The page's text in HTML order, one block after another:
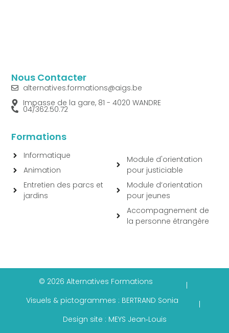
Nous Contacter
alternatives.formations@aigs.be
Impasse de la gare, 81 - 4020 WANDRE
04/362.50.72
Formations
Informatique
Animation
Entretien des parcs et
jardins
Module d'orientation
pour justiciable
Module d’orientation
pour jeunes
Accompagnement de
la personne étrangère
© 2026 Alternatives Formations
|
Visuels & pictogrammes : BERTRAND Sonia
|
Design site : MEYS Jean‑Louis